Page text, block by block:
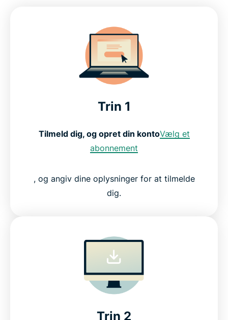
Trin 1
Tilmeld dig, og opret din kontoVælg et
abonnement
, og angiv dine oplysninger for at tilmelde
dig.
Trin 2